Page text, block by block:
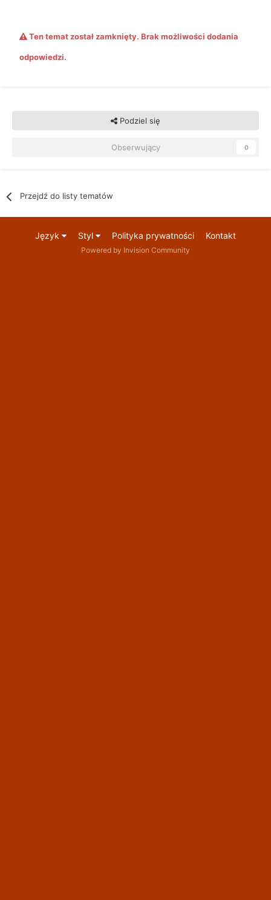
Ten temat został zamknięty. Brak możliwości dodania
odpowiedzi.
Podziel się
Obserwujący 0
Przejdź do listy tematów
Język Styl Polityka prywatności Kontakt
Powered by Invision Community